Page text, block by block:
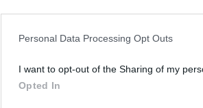
Personal Data Processing Opt Outs
I want to opt-out of the Sharing of my
Opted In